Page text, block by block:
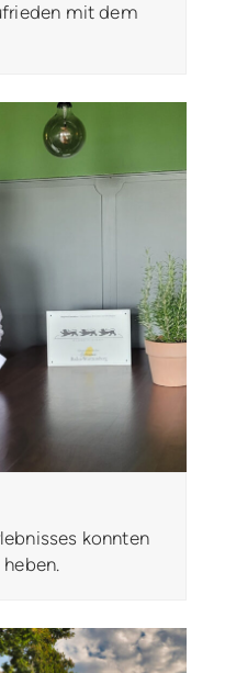
mit dem
konnten